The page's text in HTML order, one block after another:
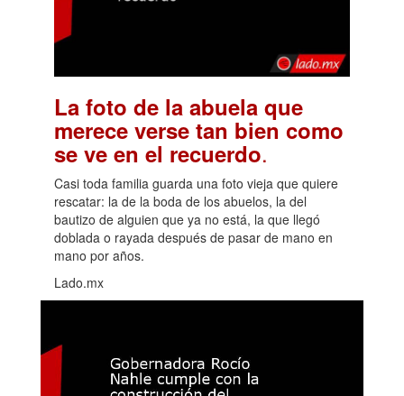
La foto de la abuela que
merece verse tan bien como
se ve en el recuerdo.
Casi toda familia guarda una foto vieja que quiere
rescatar: la de la boda de los abuelos, la del
bautizo de alguien que ya no está, la que llegó
doblada o rayada después de pasar de mano en
mano por años.
Lado.mx